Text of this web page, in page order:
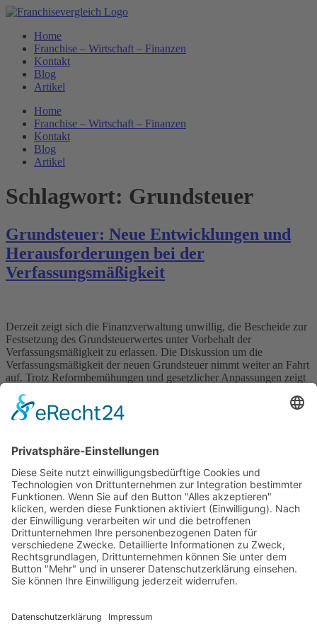
Zum
springenHome
Franchise – Wirtschaft – Finanzen
Kontakt
Blog
Artikel
Home
Franchise – Wirtschaft – Finanzen
Kontakt
Blog
Artikel
Schlagwort: Grundsteuer
Grundsteuer: Neue Entwicklungen und
Herausforderungen bei der
Verfassungsmäßigkeit
Derzeit zeigt sich die Finanzverwaltung unwillig, die Bescheide zur
Festsetzung des Grundsteuerwertes unter Vorbehalt der
Verfassungsmäßigkeit zu erlassen. Die Diskussion um die
Verfassungsmäßigkeit der neuen Grundsteuer nimmt weiter an Fahrt
auf. Trotz Reformbemühungen und gesetzlicher Anpassungen zeigt
Vermietern. Besonders im Fokus stehen die
Grundsteuerwertbescheide, deren […]
Impressum
Datenschutz
Kooperation
Werbung
Presse- und Öffentlichkeitsarbeit
Aktuelles
Themenwelt